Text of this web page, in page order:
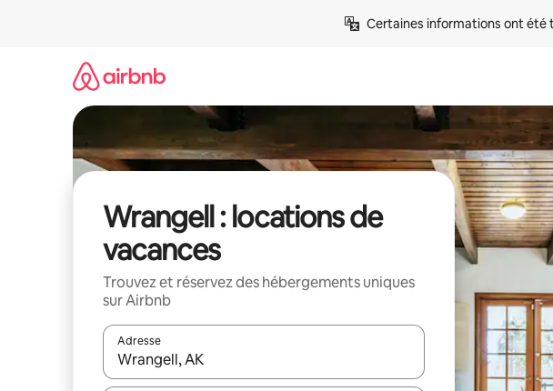
Certaines informations ont
Wrangell : locations de
vacances
Trouvez et réservez des hébergements uniques
sur Airbnb
Adresse
Lorsque les résultats s'affichent, utilisez les flèches vers le haut et vers le